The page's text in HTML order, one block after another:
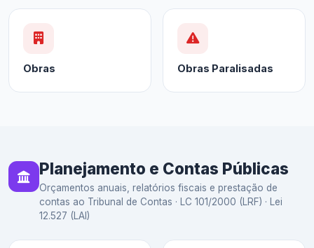
Obras Obras Paralisadas
Planejamento e Contas Públicas
Orçamentos anuais, relatórios fiscais e prestação de
contas ao Tribunal de Contas · LC 101/2000 (LRF) · Lei
12.527 (LAI)